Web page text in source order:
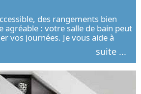
des rangements bien
agréable : votre salle de bain peut
vos journées. Je vous aide à
élégant, confortable et adapté à
suite ...